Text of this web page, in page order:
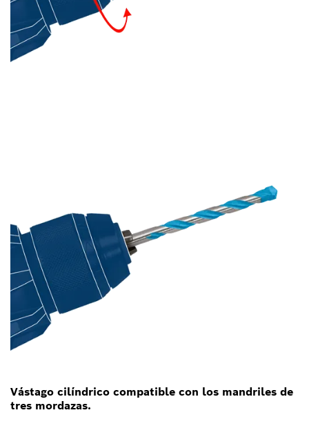
Vástago cilíndrico compatible con los mandriles de
tres mordazas.